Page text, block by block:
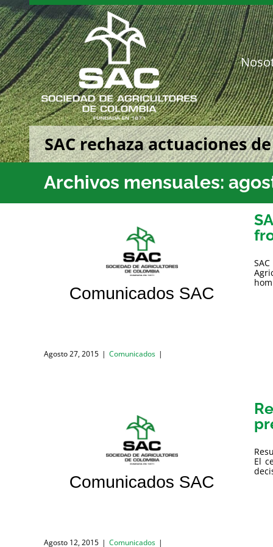
Saltar
al
contenido
SAC rechaza actuaciones
Archivos mensuales:
Agosto 27, 2015 | Comunicados |
El
Agosto 12, 2015 | Comunicados |